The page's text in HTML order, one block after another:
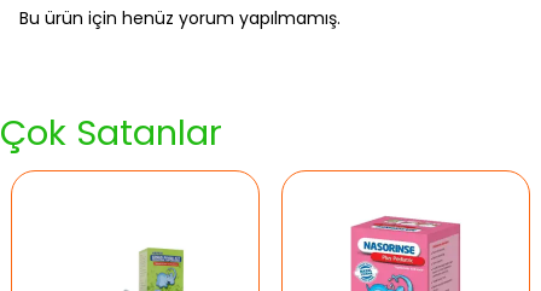
Bu ürün için henüz yorum yapılmamış.
Çok Satanlar